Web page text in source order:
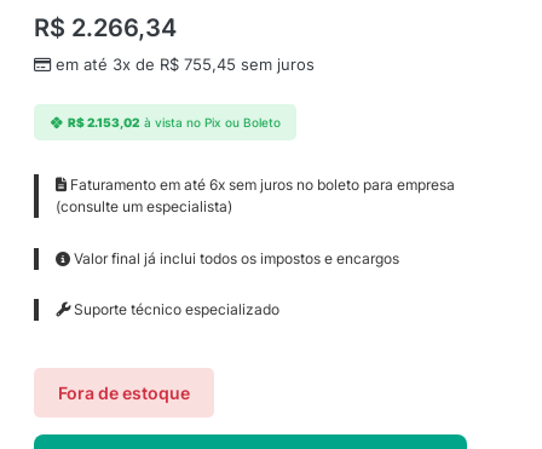
R$ 2.266,34
em até 3x de R$ 755,45 sem juros
R$2.153,02 à vista no Pix ou Boleto
Faturamento em até 6x sem juros no boleto para empresa
(consulte um especialista)
Valor final já inclui todos os impostos e encargos
Suporte técnico especializado
Fora de estoque